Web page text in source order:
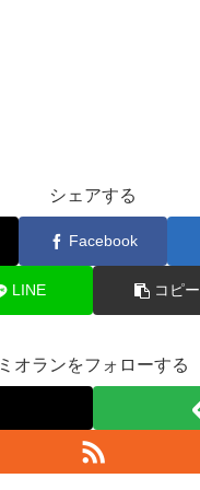
シェアする
Facebook
LINE コピー
ミオランをフォローする